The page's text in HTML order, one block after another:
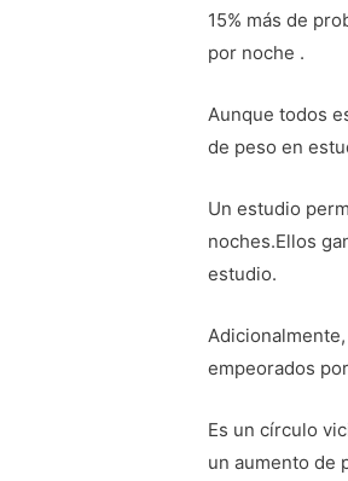
15% más de
por noche .
Aunque todos
de peso en
Un estudio
noches.Ellos
estudio.
empeorados
Es un círculo
un aumento de